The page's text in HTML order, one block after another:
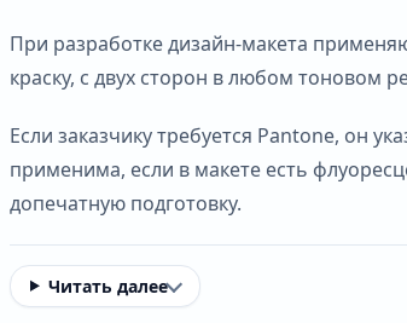
При разработке дизайн-макета
краску, с двух сторон в любом тоновом
Если заказчику требуется Pantone, он
применима, если в макете есть
допечатную подготовку.
Читать далее